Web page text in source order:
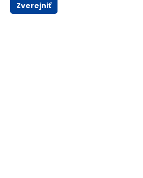
Zverejniť